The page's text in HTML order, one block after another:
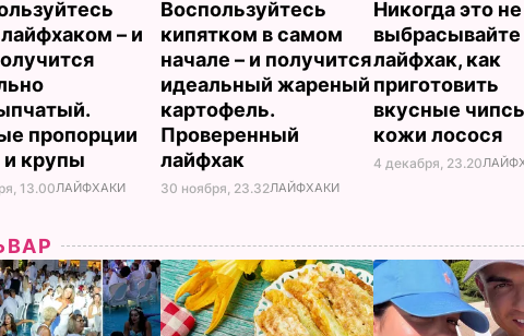
– и
пропорции
крупы
13.00ЛАЙФХАКИ
Воспользуйтесь
кипятком в самом
начале – и получится
идеальный жареный
картофель.
Проверенный
лайфхак
30 ноября, 23.32ЛАЙФХАКИ
Никогда это не
выбрасывайте
лайфхак, как
приготовить
вкусные
кожи лосося
4 декабря, 23.20